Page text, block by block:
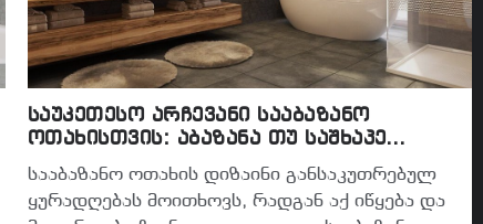
საუკეთესო არჩევანი სააბაზანო
ოთახისთვის: აბაზანა თუ საშხაპე
კაბინა?
სააბაზანო ოთახის დიზაინი განსაკუთრებულ
ყურადღებას მოითხოვს, რადგან აქ იწყება და